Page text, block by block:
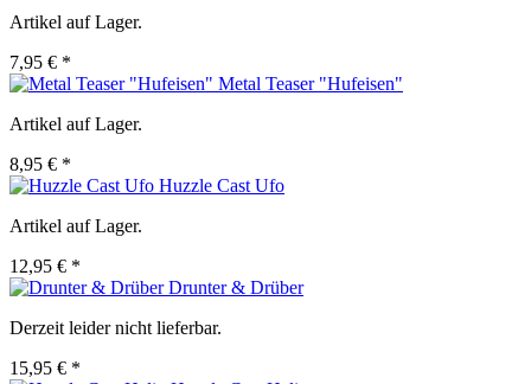
Artikel auf Lager.
7,95 € *
Metal Teaser "Hufeisen"
Artikel auf Lager.
8,95 € *
Huzzle Cast Ufo
Artikel auf Lager.
12,95 € *
Drunter & Drüber
Derzeit leider nicht lieferbar.
15,95 € *